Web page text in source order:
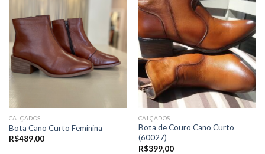
CALÇADOS
Bota Cano Curto Feminina
R$489,00
CALÇADOS
Bota de Couro Cano Curto
(60027)
R$399,00